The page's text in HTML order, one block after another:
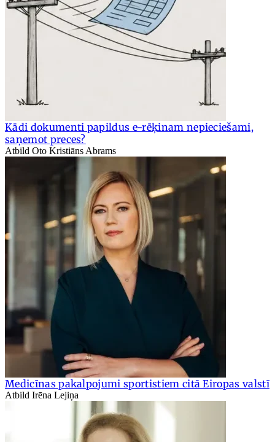
Kādi dokumenti papildus e-rēķinam nepieciešami,
saņemot preces?
Atbild Oto Kristiāns Abrams
Medicīnas pakalpojumi sportistiem citā Eiropas valstī
Atbild Irēna Lejiņa